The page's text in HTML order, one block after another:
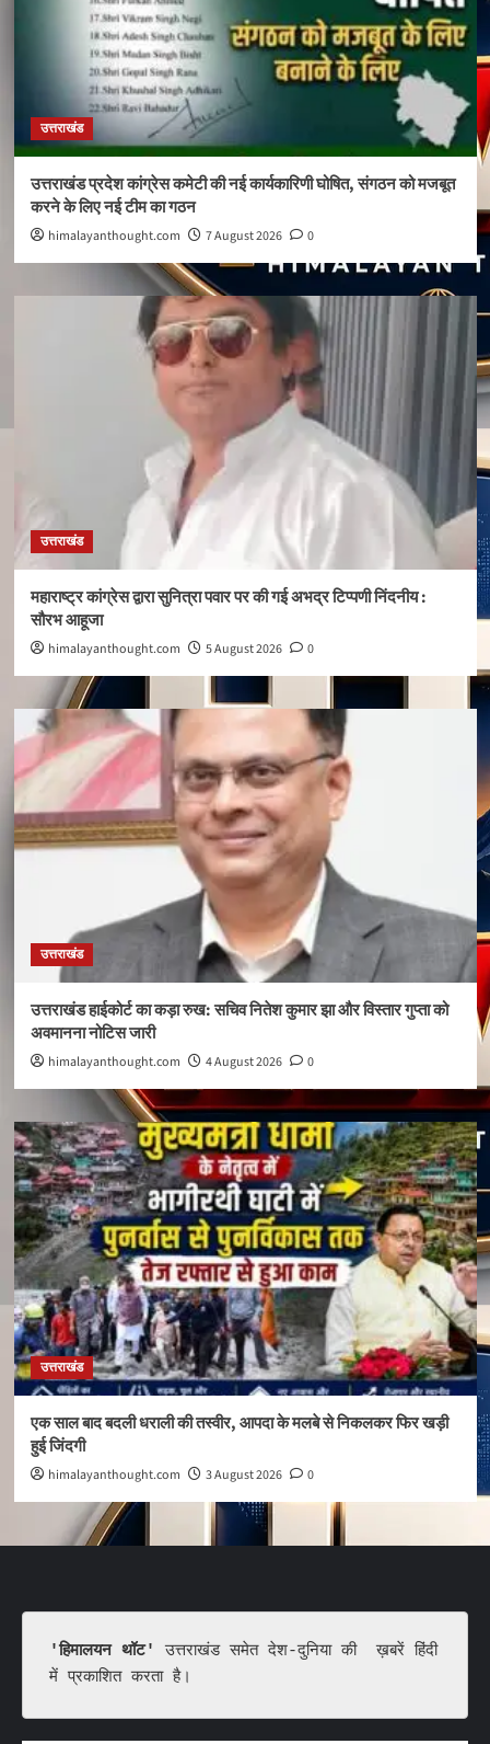
उत्तराखंड
उत्तराखंड प्रदेश कांग्रेस कमेटी की नई कार्यकारिणी घोषित, संगठन को मजबूत
करने के लिए नई टीम का गठन
himalayanthought.com 7 August 2026 0
उत्तराखंड
महाराष्ट्र कांग्रेस द्वारा सुनित्रा पवार पर की गई अभद्र टिप्पणी निंदनीय :
सौरभ आहूजा
himalayanthought.com 5 August 2026 0
उत्तराखंड
उत्तराखंड हाईकोर्ट का कड़ा रुख: सचिव नितेश कुमार झा और विस्तार गुप्ता को
अवमानना नोटिस जारी
himalayanthought.com 4 August 2026 0
उत्तराखंड
एक साल बाद बदली धराली की तस्वीर, आपदा के मलबे से निकलकर फिर खड़ी
हुई जिंदगी
himalayanthought.com 3 August 2026 0
'हिमालयन थॉट'
उत्तराखंड समेत देश-दुनिया की  ख़बरें हिंदी
में प्रकाशित करता है।